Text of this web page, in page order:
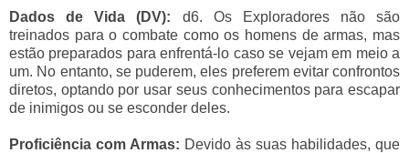
Dados de Vida (DV): d6. Os Exploradores não são
treinados para o combate como os homens de armas, mas
estão preparados para enfrentá-lo caso se vejam em meio a
um. No entanto, se puderem, eles preferem evitar confrontos
diretos, optando por usar seus conhecimentos para escapar
de inimigos ou se esconder deles.
Proficiência com Armas: Devido às suas habilidades, que